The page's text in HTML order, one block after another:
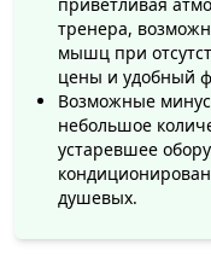
Клуб также
для вашего
посетителей.
Посещение
вам достичь
тело в отличную
обстановке, под
тренеров,
приветливая
тренера,
мышц при
цены и удобный
Возможные
небольшое
устаревшее
душевых.